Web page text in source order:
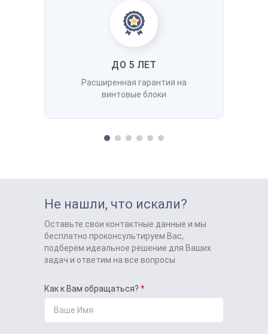
ДО 5 ЛЕТ
Расширенная гарантия на
винтовые блоки
Не нашли, что искали?
Оставьте свои контактные данные и мы
бесплатно проконсультируем Вас,
подберем идеальное решение для Ваших
задач и ответим на все вопросы
Как к Вам обращаться?